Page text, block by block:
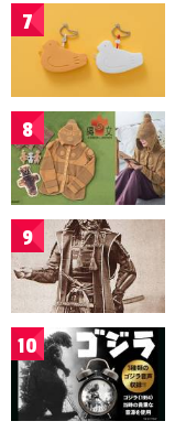
7
8
9
10